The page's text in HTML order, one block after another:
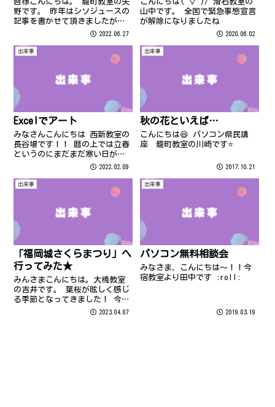
野です。 昨年はシソジュースの
記事を書かせて頂きましたが、
シソジュースと時期を同じくし
ジャムです。 実は毎年、ユクリ
（スモモの仲間）でジャムを作
2022.06.27
山中です。 全国で緊急事態宣言
が解除になりましたね
2020.06.02
出来事
Excelでアート
みなさんこんにちは 西新教室の
長谷場です！！ 暦の上では立春
というのにまだまだ寒い日が続
いていますね。 みなさまお変わ
クロン株による感染が広がり、
「第6波」の渦中にあります。
2022.02.09
出来事
秋の花といえば…
こんにちは😆 パソコン県民講
座 籠町教室の川崎です⭐
2017.10.21
出来事
「福岡城さくらまつり」へ
行ってみた★
みんさまこんにちは。大橋教室
の吉井です。 葉桜が眩しく感じ
る季節となってきました！ 今年
は制限のない春だったのでお花
2023.04.07
出来事
パソコン無料相談会
みなさま、こんにちは～！！今
宿教室より田中です :roll:
2019.03.19